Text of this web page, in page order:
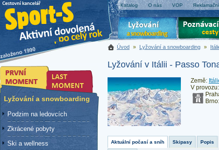
Katalog O nás VOP
Úvod » Lyžování a snowboarding »
Lyžování v Itálii - Passo
Země:
V
Aktuální počasí a sníh Skipasy Popis
Lyžování a snowboarding
Podzim na ledovcích
Zkrácené pobyty
Ski a wellness